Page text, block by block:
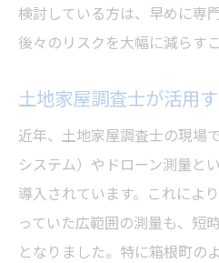
検討している方は、早めに専
後々のリスクを大幅に減らす
土地家屋調査士が活用
近年、土地家屋調査士の現場
システム）やドローン測量と
導入されています。これによ
っていた広範囲の測量も、短
となりました。特に箱根町の